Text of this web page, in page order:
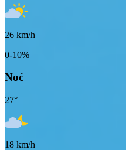
26 km/h
0-10%
Noć
27°
18 km/h